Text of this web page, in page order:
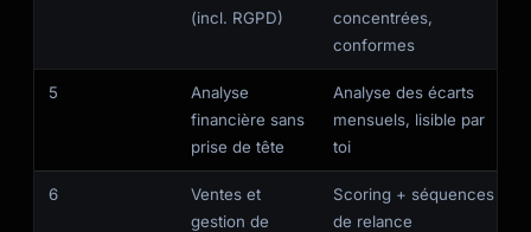
(incl. RGPD)
concentrées,
conformes
5
Analyse
financière sans
prise de tête
Analyse des écarts
mensuels, lisible par
toi
6
Ventes et
gestion de
Scoring + séquences
de relance